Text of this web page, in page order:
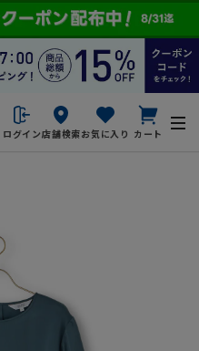
ログイン店舗検索お気に入り カート